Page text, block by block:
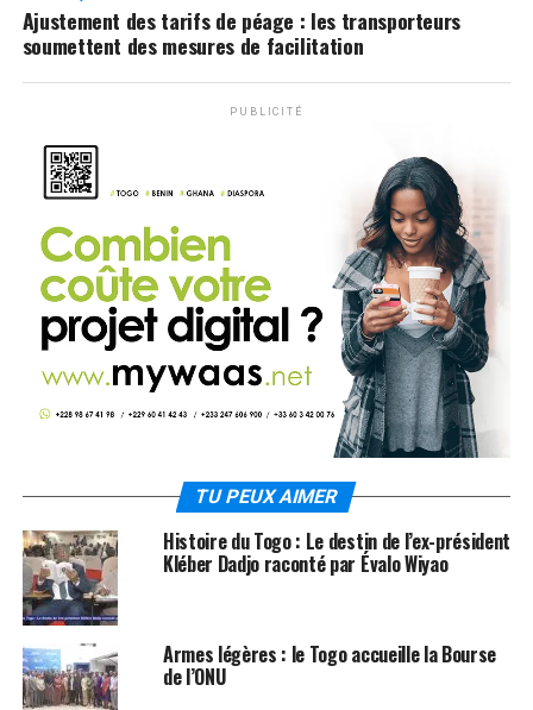
Ajustement des tarifs de péage : les transporteurs
soumettent des mesures de facilitation
PUBLICITÉ
TU PEUX AIMER
Histoire du Togo : Le destin de l’ex-président
Kléber Dadjo raconté par Évalo Wiyao
Armes légères : le Togo accueille la Bourse
de l’ONU